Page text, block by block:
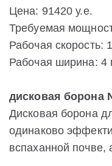
Цена: 91420 у.е.
Требуемая
Рабочая скорость:
Рабочая ширина: 4
дисковая борона
Дисковая борона
одинаково
вспаханной почве,